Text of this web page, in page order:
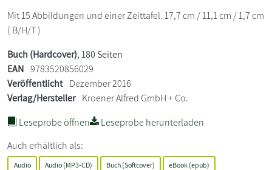
Mit 15 Abbildungen und einer Zeittafel. 17,7 cm / 11,1 cm / 1,7 cm
( B/H/T )
Buch (Hardcover), 180 Seiten
EAN 9783520856029
Veröffentlicht Dezember 2016
Verlag/Hersteller Kroener Alfred GmbH + Co.
Leseprobe öffnen
Leseprobe herunterladen
Auch erhältlich als:
Audio
Audio (MP3-CD)
Buch (Softcover)
eBook (epub)